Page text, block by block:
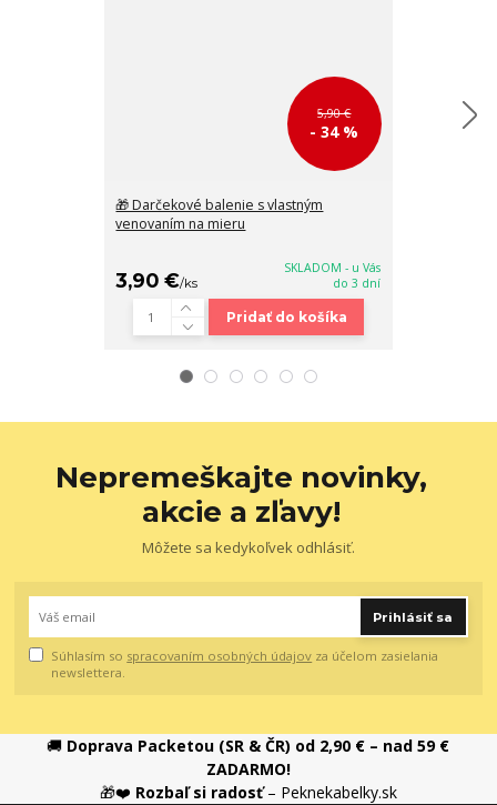
5,90 €
- 34 %
🎁 Darčekové balenie s vlastným
venovaním na mieru
3,90 €/ks
SKLADOM - u Vás
do 3 dní
Pridať do košíka
Nepremeškajte novinky,
akcie a zľavy!
Môžete sa kedykoľvek odhlásiť.
Prihlásiť sa
Súhlasím so spracovaním osobných údajov za účelom zasielania
newslettera.
🚚 Doprava Packetou (SR & ČR) od 2,90 € – nad 59 €
ZADARMO!
🎁❤️ Rozbaľ si radosť– Peknekabelky.sk